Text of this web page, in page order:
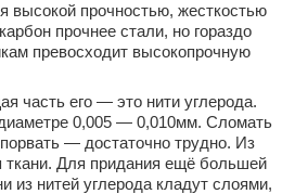
высокой прочностью, жесткостью
прочнее стали, но гораздо
превосходит высокопрочную
часть его — это нити углерода.
0,005 — 0,010мм. Сломать
— достаточно трудно. Из
ткани. Для придания ещё большей
из нитей углерода кладут слоями,